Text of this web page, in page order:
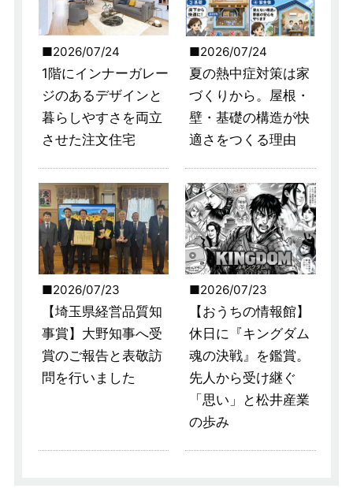
2026/07/24
1階にインナーガレー
ジのあるデザインと
暮らしやすさを両立
させた注文住宅
2026/07/24
夏の熱中症対策は家
づくりから。屋根・
壁・基礎の構造が快
適さをつくる理由
2026/07/23
【埼玉県経営品質知
事賞】大野知事へ受
賞のご報告と表敬訪
問を行いました
2026/07/23
【おうちの情報館】
休日に『キングダム
魂の決戦』を鑑賞。
先人から受け継ぐ
「思い」と松井産業
の歩み